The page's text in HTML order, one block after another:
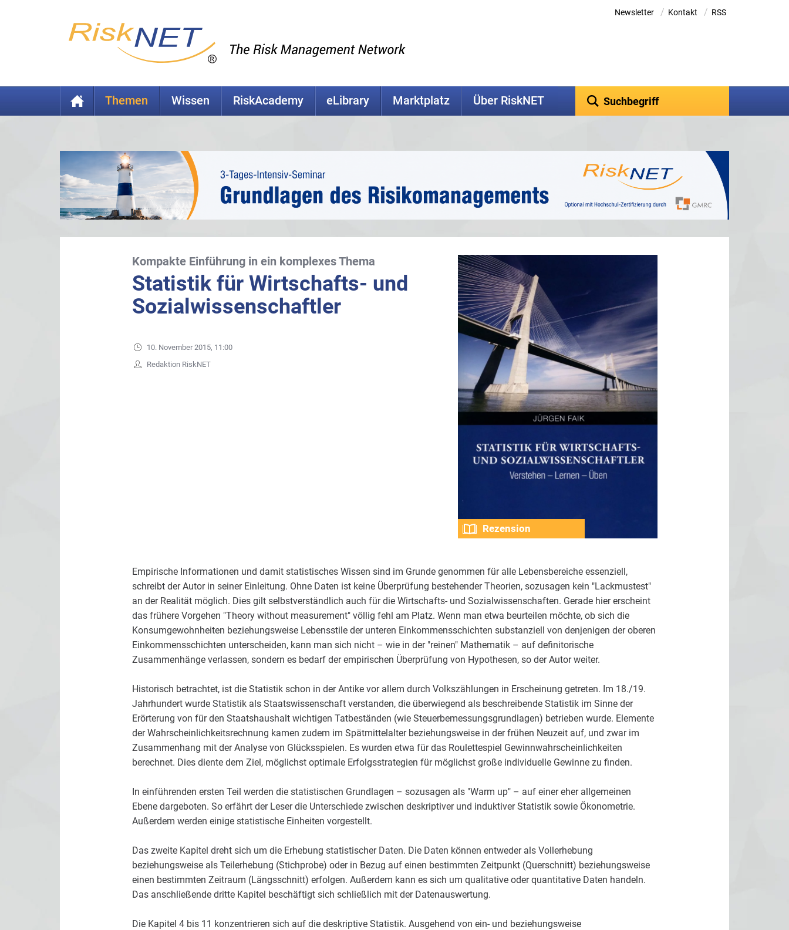
Newsletter / Kontakt / RSS
Themen Wissen RiskAcademy eLibrary Marktplatz Über RiskNET
Kompakte Einführung in ein komplexes Thema
Statistik für Wirtschafts- und
Sozialwissenschaftler
10. November 2015, 11:00
Redaktion RiskNET
Rezension
Empirische Informationen und damit statistisches Wissen sind im Grunde genommen für alle Lebensbereiche essenziell,
schreibt der Autor in seiner Einleitung. Ohne Daten ist keine Überprüfung bestehender Theorien, sozusagen kein "Lackmustest"
an der Realität möglich. Dies gilt selbstverständlich auch für die Wirtschafts- und Sozialwissenschaften. Gerade hier erscheint
das frühere Vorgehen "Theory without measurement" völlig fehl am Platz. Wenn man etwa beurteilen möchte, ob sich die
Konsumgewohnheiten beziehungsweise Lebensstile der unteren Einkommensschichten substanziell von denjenigen der oberen
Einkommensschichten unterscheiden, kann man sich nicht – wie in der "reinen" Mathematik – auf definitorische
Zusammenhänge verlassen, sondern es bedarf der empirischen Überprüfung von Hypothesen, so der Autor weiter.
Historisch betrachtet, ist die Statistik schon in der Antike vor allem durch Volkszählungen in Erscheinung getreten. Im 18./19.
Jahrhundert wurde Statistik als Staatswissenschaft verstanden, die überwiegend als beschreibende Statistik im Sinne der
Erörterung von für den Staatshaushalt wichtigen Tatbeständen (wie Steuerbemessungsgrundlagen) betrieben wurde. Elemente
der Wahrscheinlichkeitsrechnung kamen zudem im Spätmittelalter beziehungsweise in der frühen Neuzeit auf, und zwar im
Zusammenhang mit der Analyse von Glücksspielen. Es wurden etwa für das Roulettespiel Gewinnwahrscheinlichkeiten
berechnet. Dies diente dem Ziel, möglichst optimale Erfolgsstrategien für möglichst große individuelle Gewinne zu finden.
In einführenden ersten Teil werden die statistischen Grundlagen – sozusagen als "Warm up" – auf einer eher allgemeinen
Ebene dargeboten. So erfährt der Leser die Unterschiede zwischen deskriptiver und induktiver Statistik sowie Ökonometrie.
Außerdem werden einige statistische Einheiten vorgestellt.
Das zweite Kapitel dreht sich um die Erhebung statistischer Daten. Die Daten können entweder als Vollerhebung
beziehungsweise als Teilerhebung (Stichprobe) oder in Bezug auf einen bestimmten Zeitpunkt (Querschnitt) beziehungsweise
einen bestimmten Zeitraum (Längsschnitt) erfolgen. Außerdem kann es sich um qualitative oder quantitative Daten handeln.
Das anschließende dritte Kapitel beschäftigt sich schließlich mit der Datenauswertung.
Die Kapitel 4 bis 11 konzentrieren sich auf die deskriptive Statistik. Ausgehend von ein- und beziehungsweise